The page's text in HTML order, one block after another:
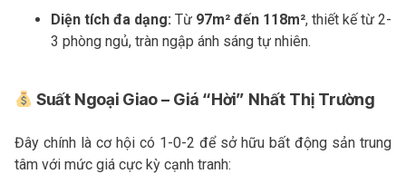
Diện tích đa dạng: Từ 97m² đến 118m², thiết kế từ 2-
3 phòng ngủ, tràn ngập ánh sáng tự nhiên.
Suất Ngoại Giao – Giá “Hời” Nhất Thị Trường
Đây chính là cơ hội có 1-0-2 để sở hữu bất động sản trung
tâm với mức giá cực kỳ cạnh tranh: